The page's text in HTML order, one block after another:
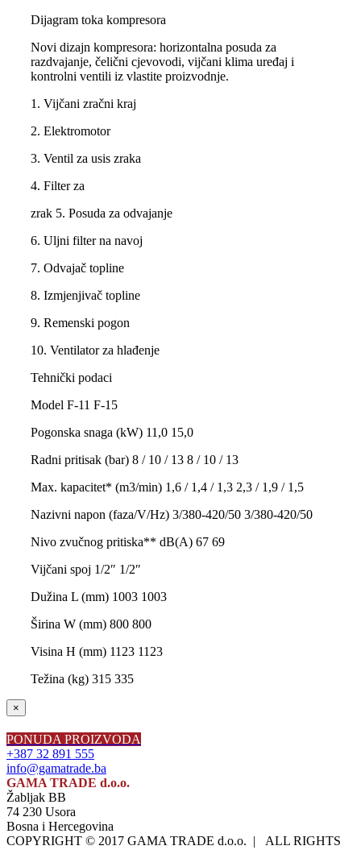
Dijagram toka kompresora
Novi dizajn kompresora: horizontalna posuda za
razdvajanje, čelični cjevovodi, vijčani klima uređaj i
kontrolni ventili iz vlastite proizvodnje.
1. Vijčani zračni kraj
2. Elektromotor
3. Ventil za usis zraka
4. Filter za
zrak 5. Posuda za odvajanje
6. Uljni filter na navoj
7. Odvajač topline
8. Izmjenjivač topline
9. Remenski pogon
10. Ventilator za hlađenje
Tehnički podaci
Model F-11 F-15
Pogonska snaga (kW) 11,0 15,0
Radni pritisak (bar) 8 / 10 / 13 8 / 10 / 13
Max. kapacitet* (m3/min) 1,6 / 1,4 / 1,3 2,3 / 1,9 / 1,5
Nazivni napon (faza/V/Hz) 3/380-420/50 3/380-420/50
Nivo zvučnog pritiska** dB(A) 67 69
Vijčani spoj 1/2″ 1/2″
Dužina L (mm) 1003 1003
Širina W (mm) 800 800
Visina H (mm) 1123 1123
Težina (kg) 315 335
Close
product
quick
view
×
PONUDA PROIZVODA
+387 32 891 555
info@gamatrade.ba
GAMA TRADE d.o.o.
Žabljak BB
74 230 Usora
Bosna i Hercegovina
COPYRIGHT © 2017 GAMA TRADE d.o.o. | ALL RIGHTS